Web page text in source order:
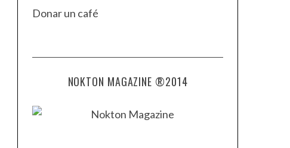
Donar un café
NOKTON MAGAZINE ®2014